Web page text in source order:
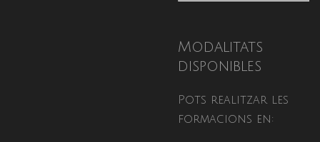
Modalitats
disponibles
Pots realitzar les
formacions en: